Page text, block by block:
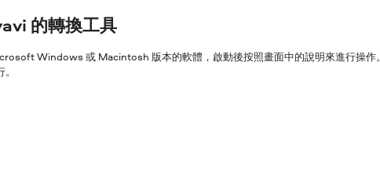
的轉換工具
Windows 或 Macintosh 版本的軟體，啟動後按照畫面中的說明來進行操作。